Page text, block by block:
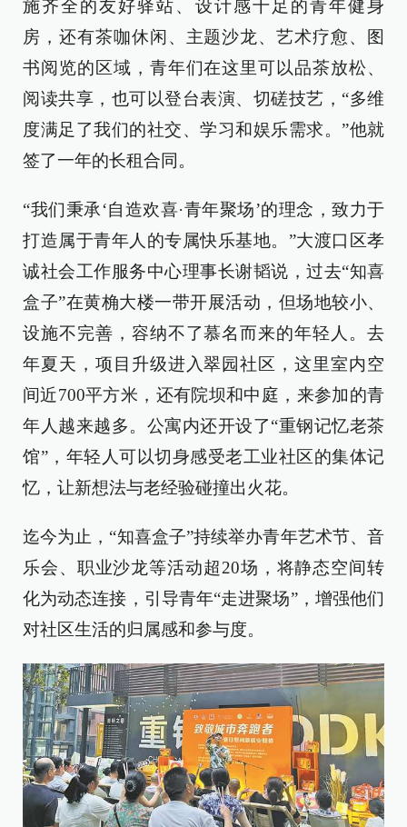
施齐全的友好驿站、设计感十足的青年健身
房，还有茶咖休闲、主题沙龙、艺术疗愈、图
书阅览的区域，青年们在这里可以品茶放松、
阅读共享，也可以登台表演、切磋技艺，“多维
度满足了我们的社交、学习和娱乐需求。”他就
签了一年的长租合同。
“我们秉承‘自造欢喜·青年聚场’的理念，致力于
打造属于青年人的专属快乐基地。”大渡口区孝
诚社会工作服务中心理事长谢韬说，过去“知喜
盒子”在黄桷大楼一带开展活动，但场地较小、
设施不完善，容纳不了慕名而来的年轻人。去
年夏天，项目升级进入翠园社区，这里室内空
间近700平方米，还有院坝和中庭，来参加的青
年人越来越多。公寓内还开设了“重钢记忆老茶
馆”，年轻人可以切身感受老工业社区的集体记
忆，让新想法与老经验碰撞出火花。
迄今为止，“知喜盒子”持续举办青年艺术节、音
乐会、职业沙龙等活动超20场，将静态空间转
化为动态连接，引导青年“走进聚场”，增强他们
对社区生活的归属感和参与度。